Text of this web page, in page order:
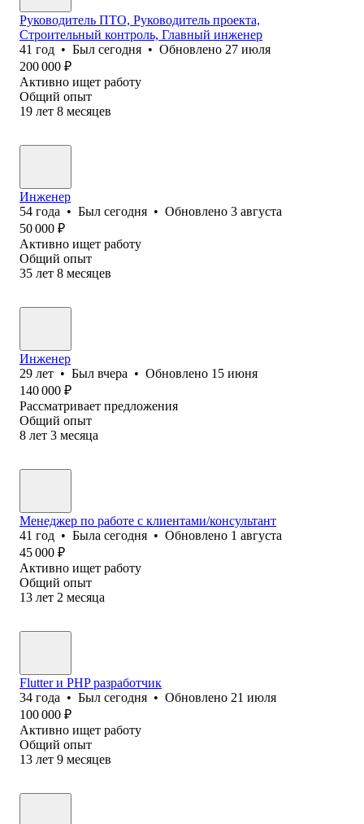
Руководитель ПТО, Руководитель проекта,
Строительный контроль, Главный инженер
41 год • Был сегодня • Обновлено 27 июля
200 000 ₽
Активно ищет работу
Общий опыт
19 лет 8 месяцев
Инженер
54 года • Был сегодня • Обновлено 3 августа
50 000 ₽
Активно ищет работу
Общий опыт
35 лет 8 месяцев
Инженер
29 лет • Был вчера • Обновлено 15 июня
140 000 ₽
Рассматривает предложения
Общий опыт
8 лет 3 месяца
Менеджер по работе с клиентами/консультант
41 год • Была сегодня • Обновлено 1 августа
45 000 ₽
Активно ищет работу
Общий опыт
13 лет 2 месяца
Flutter и PHP разработчик
34 года • Был сегодня • Обновлено 21 июля
100 000 ₽
Активно ищет работу
Общий опыт
13 лет 9 месяцев